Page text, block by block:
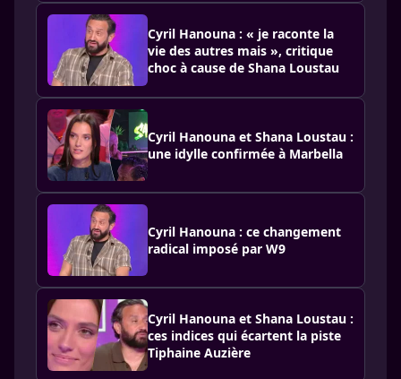
Cyril Hanouna : « je raconte la
vie des autres mais », critique
choc à cause de Shana Loustau
Cyril Hanouna et Shana Loustau :
une idylle confirmée à Marbella
Cyril Hanouna : ce changement
radical imposé par W9
Cyril Hanouna et Shana Loustau :
ces indices qui écartent la piste
Tiphaine Auzière